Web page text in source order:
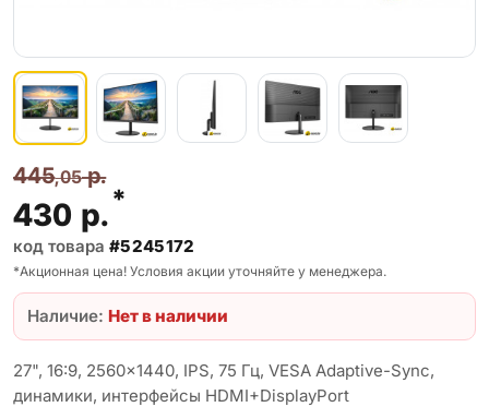
445,05р.
430 р.*
код товара #5245172
*Акционная цена! Условия акции уточняйте у менеджера.
Наличие: Нет в наличии
27", 16:9, 2560x1440, IPS, 75 Гц, VESA Adaptive-Sync,
динамики, интерфейсы HDMI+DisplayPort